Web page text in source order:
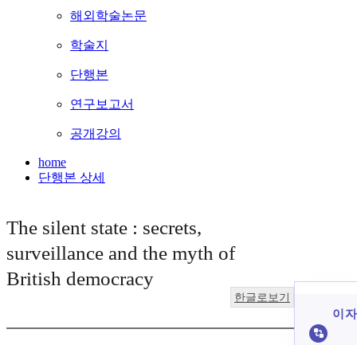
해외학술논문
학술지
단행본
연구보고서
공개강의
home
단행본 상세
The silent state : secrets,
surveillance and the myth of
British democracy
한글로보기
이